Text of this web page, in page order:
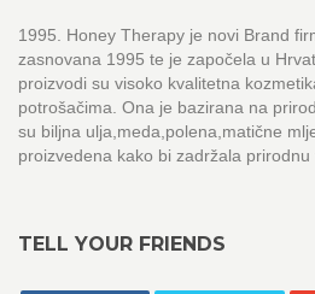
1995. Honey Therapy je novi Brand
zasnovana 1995 te je započela u
proizvodi su visoko kvalitetna
potrošačima. Ona je bazirana na
su biljna ulja,meda,polena,matične
proizvedena kako bi zadržala prirodnu
TELL YOUR FRIENDS